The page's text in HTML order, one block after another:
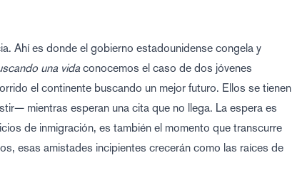
Ahí es donde el gobierno estadounidense congela y
una vida conocemos el caso de dos jóvenes
el continente buscando un mejor futuro. Ellos se tienen
mientras esperan una cita que no llega. La espera es
de inmigración, es también el momento que transcurre
esas amistades incipientes crecerán como las raíces de